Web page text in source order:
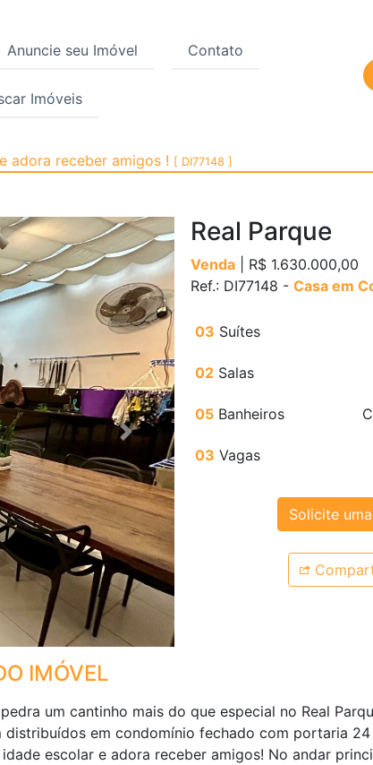
Anuncie seu Imóvel Contato
Imóveis
Parque, São
adora receber amigos ! [ DI77148 ]
Next
Real Parque
Venda | R$ 1.630.000,00
Ref.: DI77148 - Casa em
03 Suítes
02 Salas
05 Banheiros
03 Vagas
Solicite
IMÓVEL
um cantinho mais do que especial no Real
distribuídos em condomínio fechado com portaria
escolar e adora receber amigos! No andar